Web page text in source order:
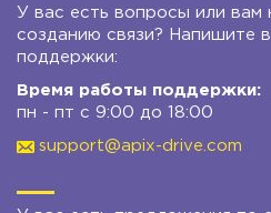
У вас есть вопросы или
созданию связи? Напишите
поддержки:
Время работы поддержки:
пн - пт с 9:00 до 18:00
support@apix-drive.com